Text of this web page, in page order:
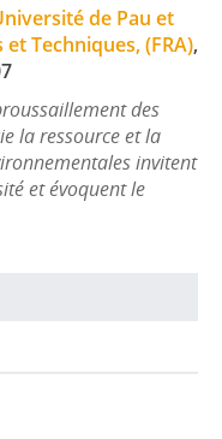
de Pau et
Techniques, (FRA),
des
la ressource et la
invitent
et évoquent le